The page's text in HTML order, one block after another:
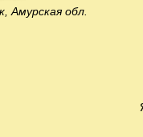
Амурская обл.